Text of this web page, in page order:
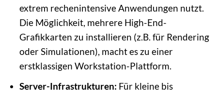
extrem rechenintensive Anwendungen nutzt.
Die Möglichkeit, mehrere High-End-
Grafikkarten zu installieren (z.B. für Rendering
oder Simulationen), macht es zu einer
erstklassigen Workstation-Plattform.
Server-Infrastrukturen: Für kleine bis